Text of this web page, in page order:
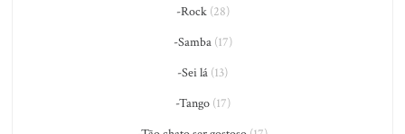
-Rock(28)
-Samba(17)
-Sei lá (13)
-Tango(17)